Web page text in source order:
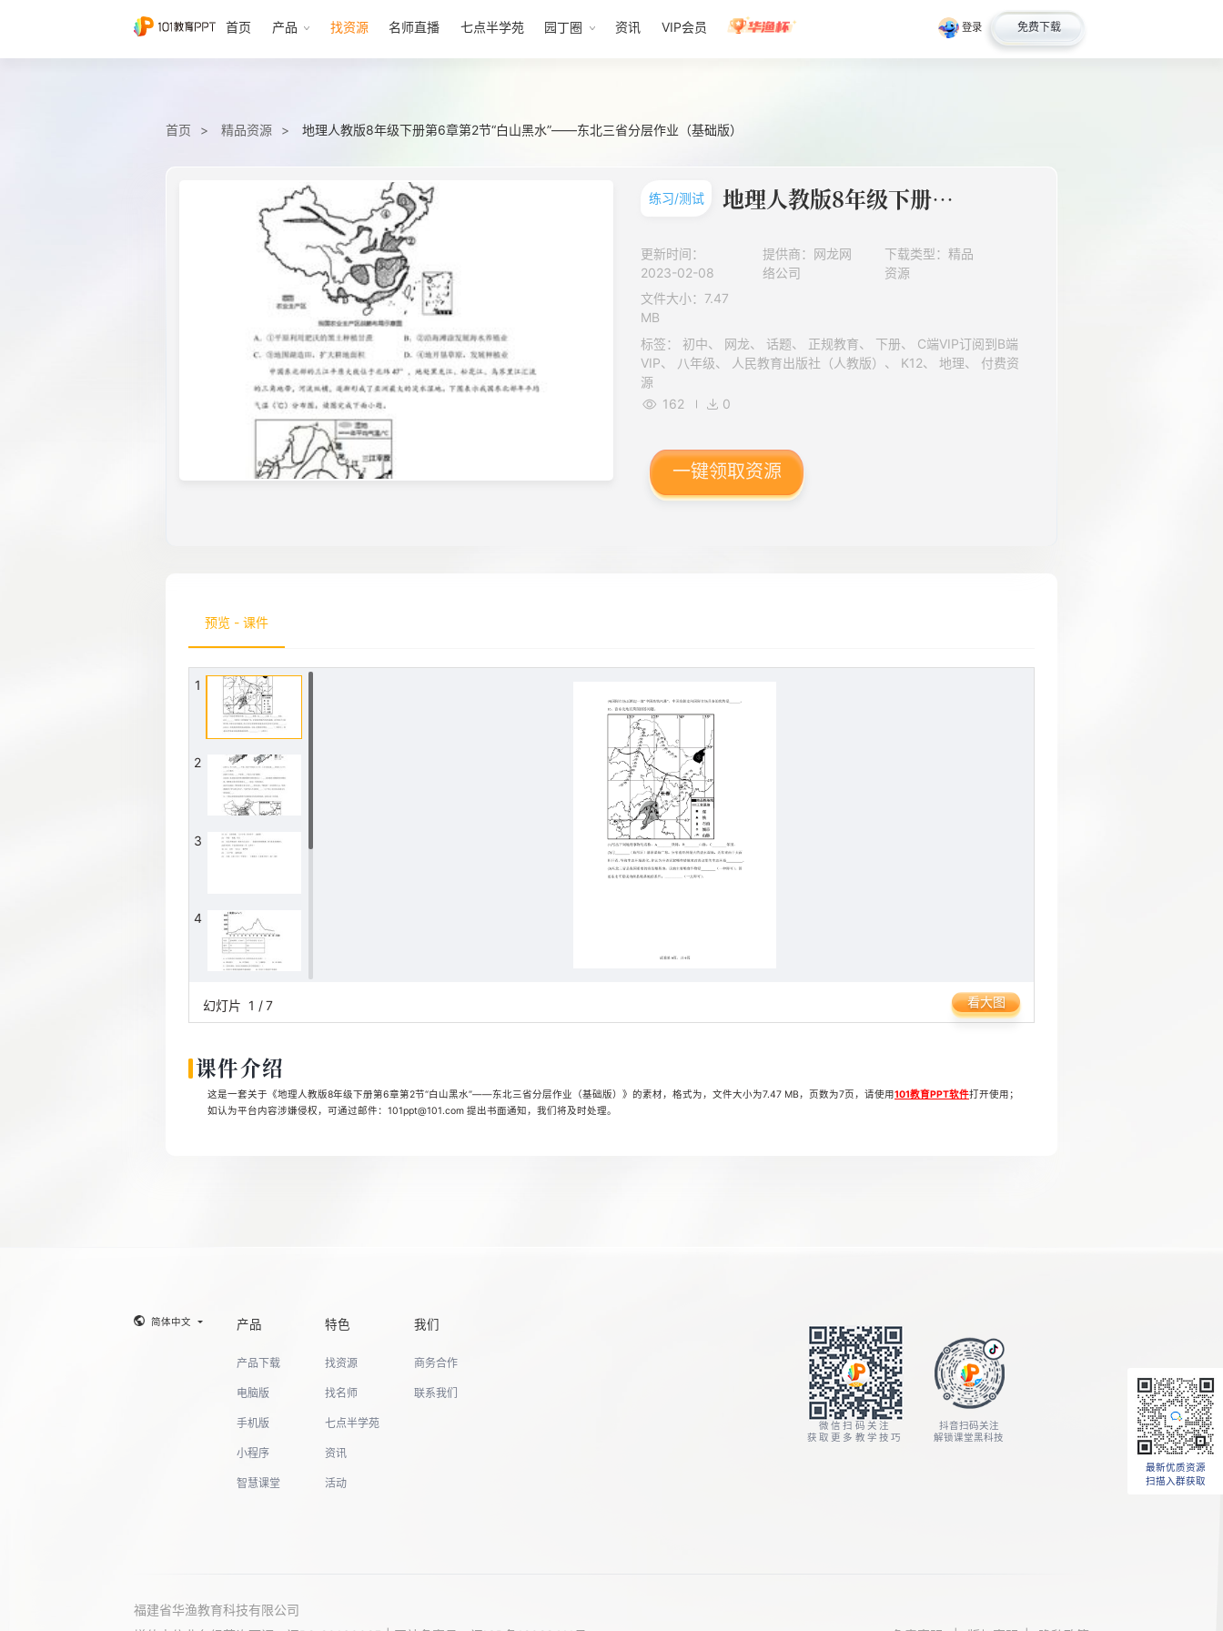
首页 产品 找资源 名师直播 七点半学苑 园丁圈 资讯 VIP会员 登录 免费下载
首页 精品资源 地理人教版8年级下册第6章第2节“白山黑水”——东北三省分层作业（基础版）
练习/测试 地理人教版8年级下册第6章第2节“白山黑水”——东北三省分层作业（基础版）
更新时间：
2023-02-08
提供商：网龙网
络公司
下载类型：精品
资源
文件大小：7.47
MB
标签： 初中、 网龙、 话题、 正规教育、 下册、 C端VIP订阅到B端
VIP、 八年级、 人民教育出版社（人教版）、 K12、 地理、 付费资
源
162
0
一键领取资源
预览 - 课件
1
2
3
4
6
幻灯片 1 / 7 看大图
课件介绍
这是一套关于《地理人教版8年级下册第6章第2节“白山黑水”——东北三省分层作业（基础版）》的素材，格式为，文件大小为7.47 MB，页数为7页，请使用101教育PPT软件打开使用；
如认为平台内容涉嫌侵权，可通过邮件：101ppt@101.com 提出书面通知，我们将及时处理。
简体中文 产品
产品下载
电脑版
手机版
小程序
智慧课堂
特色
找资源
找名师
七点半学苑
资讯
活动
我们
商务合作
联系我们
微信扫码关注
获取更多教学技巧
抖音扫码关注
解锁课堂黑科技
福建省华渔教育科技有限公司
最新优质资源
扫描入群获取